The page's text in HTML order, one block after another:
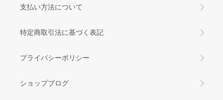
支払い方法について
特定商取引法に基づく表記
プライバシーポリシー
ショップブログ